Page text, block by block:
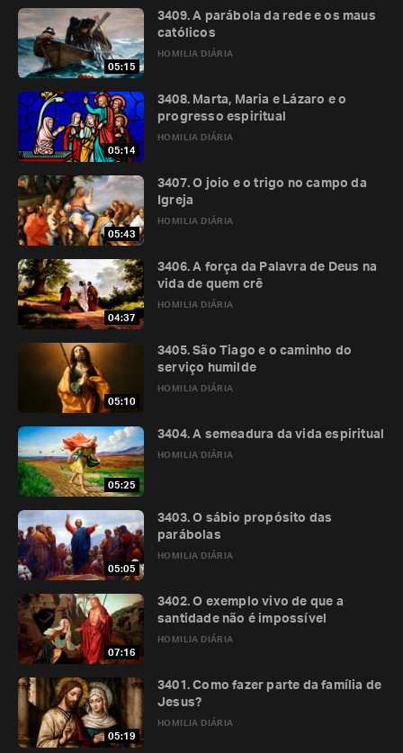
05:15
HOMILIA DIÁRIA
3409. A parábola da rede e os maus
católicos
05:14
HOMILIA DIÁRIA
3408. Marta, Maria e Lázaro e o
progresso espiritual
05:43
HOMILIA DIÁRIA
3407. O joio e o trigo no campo da
Igreja
04:37
HOMILIA DIÁRIA
3406. A força da Palavra de Deus na
vida de quem crê
05:10
HOMILIA DIÁRIA
3405. São Tiago e o caminho do
serviço humilde
05:25
HOMILIA DIÁRIA
3404. A semeadura da vida espiritual
05:05
HOMILIA DIÁRIA
3403. O sábio propósito das
parábolas
07:16
HOMILIA DIÁRIA
3402. O exemplo vivo de que a
santidade não é impossível
05:19
HOMILIA DIÁRIA
3401. Como fazer parte da família de
Jesus?